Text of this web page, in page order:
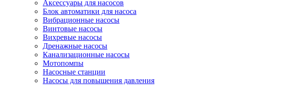
Аксессуары для насосов
Блок автоматики для насоса
Вибрационные насосы
Винтовые насосы
Вихревые насосы
Дренажные насосы
Канализационные насосы
Мотопомпы
Насосные станции
Насосы для повышения давления